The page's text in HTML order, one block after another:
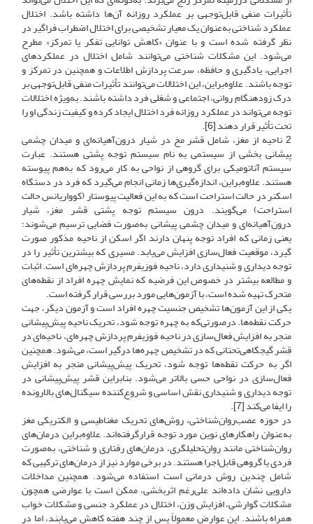
تأثیرات منفی قابل‌توجهی بر عملکرد روزانه آن‌ها داشته باشد. اختلال
عملکرد شناختی به‌عنوان یک معیار تشخیصی برای اختلال اضطراب فراگیر در
نظر گرفته ‌شده است و با ‌عنوان «کاهش توانایی تفکر یا تمرکز» مطرح
می‌شود. این مشکلات شناختی می‌توانند شامل اختلال در عملکردهای
اجرایی، یادگیری و حافظه، سرعت پردازش اطلاعات و همچنین در تمرکز و
توجه باشند. علاوه‌براین، این اختلالات می‌توانند تأثیرات منفی قابل‌توجهی بر
درک زودهنگام روانی، اجتماعی و شغلی فرد داشته باشند. به‌ویژه اختلالات
توجه می‌تواند در عملکرد روزانه فرد اختلال ایجاد کرده و کیفیت زندگی او را
تحت تأثیر قرار دهند [6].
2 ناحیه از مغز، شامل قشر مخ در شیار درون‌آهیانه‌ای و میدان چشمی
پیشانی بخشی از سیستمی به‌ نام سیستم توجه پشتی هستند. عبارت
سیستم آناتومیکی برای گروهی از نواحی به‌ کار می‌رود که به‌هم‌ پیوسته
هستند. علاوه‌براین، اندازه‌گیری‌ها زمانی انجام می‌گیرد که فرد در دستگاه
اسکنر در حالت استراحت است که به این فعالیت پیوستار (کوواریانس حالت
استراحت) می‌گویند. درون سیستم توجه پشتی قشر مغز، شیار
درون‌آهیانه‌ای و میدان چشمی پیشانی به‌صورت فضایی ترسیم می‌شوند؛
یعنی زمانی که افراد توجه پنهان دارند اگر اسکن از ناحیه مذکور صورت
گیرد، موقعیت فعال‌سازی افزایش می‌یابد.‌ مسیری که بیشترین تأثیر را در
توجه دیداری و شنیداری دارد، ناحیه فوزیفرم پردازش چهره‌ای است. اثبات
و مطالعه بیشتر در خصوص این فرضیه که نمایش چهره افراد از نقطه‌های
متحرک تهیه‌ شده است، با آزمون‌هایی مورد بررسی قرار گرفته است.
یکی از این آزمون‌ها تشخیص جنسیت چهره افراد است و آزمون دیگر، جهت
حرکت نقطه‌ها. در‌صورتی‌که به چهره توجه شود، تحریک ناحیه پیش‌پیشانی
منجر به افزایش فعال‌سازی در ناحیه فوزیفرم پردازش چهره‌ای، ناحیه‌ای در
قشر گیجگاهی‌تحتانی که در تشخیص چهره‌ها درگیر است، می‌شود. همچنین
اگر به حرکت نقطه‌ها توجه شود، تحریک پیش‌پیشانی منجر به افزایش
فعال‌سازی در نواحی حسی بالاتر می‌شود. بنابراین قشر پیش‌پیشانی در
توجه دیداری و شنیداری نقش اساسی و شروع‌کننده سیگنال‌های بالارونده
را ایفا می‌کند [7].
در حوزه عصب‌روان‌شناختی، روش‌های تحریک مغناطیسی و الکتریکی مغز
به‌عنوان راهکارهای نوین مورد توجه قرارگرفته‌اند. علاوه‌بر‌این درمان‌های
روان‌شناختی مانند روان‌تحلیلگری، درمان‌های رفتاری و شناختی، به‌صورت
فردی یا گروهی قابل‌‌اجرا هستند. در برخی موارد نیز از درمان‌های ترکیبی که
شامل چندین روش درمانی است استفاده می‌شود. همچنین مداخلات
دارویی نشان داده‌اند علی‌رغم اثربخشی، ممکن است با عوارضی همچون
مشکلات گوارشی، افزایش وزن، اختلال در عملکرد جنسی و مشکلات خواب
همراه باشند. این عوارض معمولاً پس از چند هفته کاهش می‌یابند، اما در